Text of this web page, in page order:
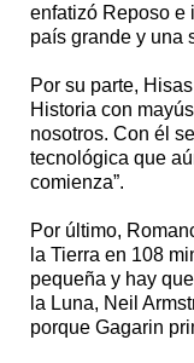
enfatizó Reposo e
país grande y una
Por su parte,
Historia con
nosotros. Con él
tecnológica que
comienza”.
Por último,
la Tierra en 108
pequeña y hay
la Luna, Neil
porque Gagarin